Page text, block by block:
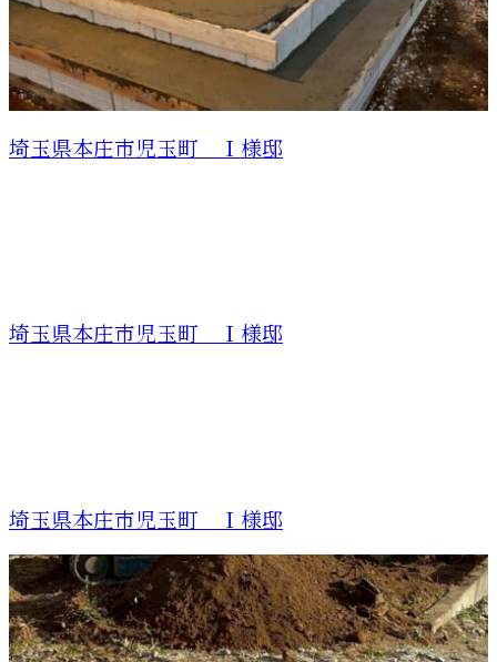
埼玉県本庄市児玉町 Ｉ様邸
埼玉県本庄市児玉町 Ｉ様邸
埼玉県本庄市児玉町 Ｉ様邸